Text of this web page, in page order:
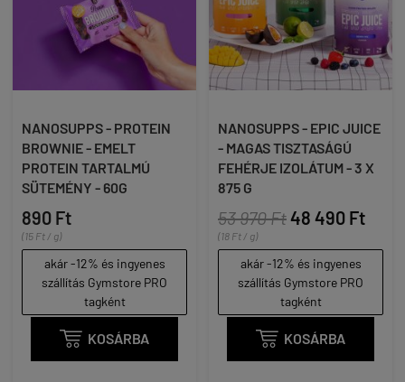
NANOSUPPS - PROTEIN
BROWNIE - EMELT
PROTEIN TARTALMÚ
SÜTEMÉNY - 60G
890 Ft
(15 Ft / g)
akár -12% és ingyenes
szállítás Gymstore PRO
tagként
 KOSÁRBA
NANOSUPPS - EPIC JUICE
- MAGAS TISZTASÁGÚ
FEHÉRJE IZOLÁTUM - 3 X
875 G
53 970 Ft48 490 Ft
(18 Ft / g)
akár -12% és ingyenes
szállítás Gymstore PRO
tagként
 KOSÁRBA